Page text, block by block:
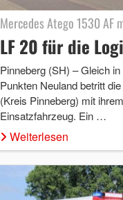
Mercedes Atego 1530 AF
LF 20 für die
Pinneberg (SH) – Gleich
Punkten Neuland betritt
(Kreis Pinneberg) mit
Einsatzfahrzeug. Ein …
Weiterlesen